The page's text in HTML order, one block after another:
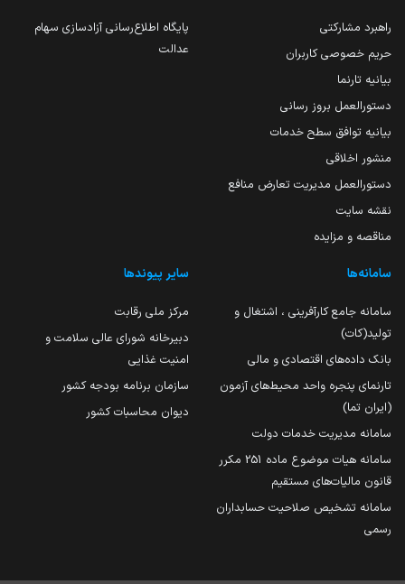
راهبرد مشارکتی
حریم خصوصی کاربران
بیانیه تارنما
دستورالعمل بروز رسانی
بیانیه توافق سطح خدمات
منشور اخلاقی
دستورالعمل مدیریت تعارض منافع
نقشه سایت
مناقصه و مزایده
پایگاه اطلاع‌رسانی آزادسازی سهام
عدالت
سامانه‌ها
سامانه جامع کارآفرینی ، اشتغال و
تولید(کات)
بانک داده‌های اقتصادی و مالی
تارنمای پنجره واحد محیط‌های آزمون
(ایران تما)
سامانه مدیریت خدمات دولت
سامانه هیات موضوع ماده 251 مکرر
قانون مالیات‌های مستقیم
سامانه تشخیص صلاحیت حسابداران
رسمی
سایر پیوندها
مرکز ملی رقابت
دبیرخانه شورای عالی سلامت و
امنیت غذایی
سازمان برنامه بودجه کشور
دیوان محاسبات کشور